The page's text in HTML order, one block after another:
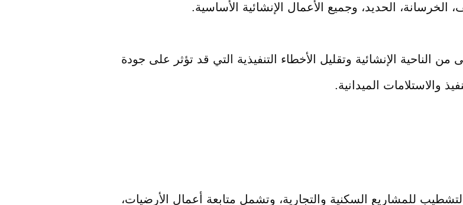
الحديد، وجميع الأعمال الإنشائية الأساسية.
الإنشائية وتقليل الأخطاء التنفيذية التي قد تؤثر على جودة
والاستلامات الميدانية.
للمشاريع السكنية والتجارية، وتشمل متابعة أعمال الأرضيات،